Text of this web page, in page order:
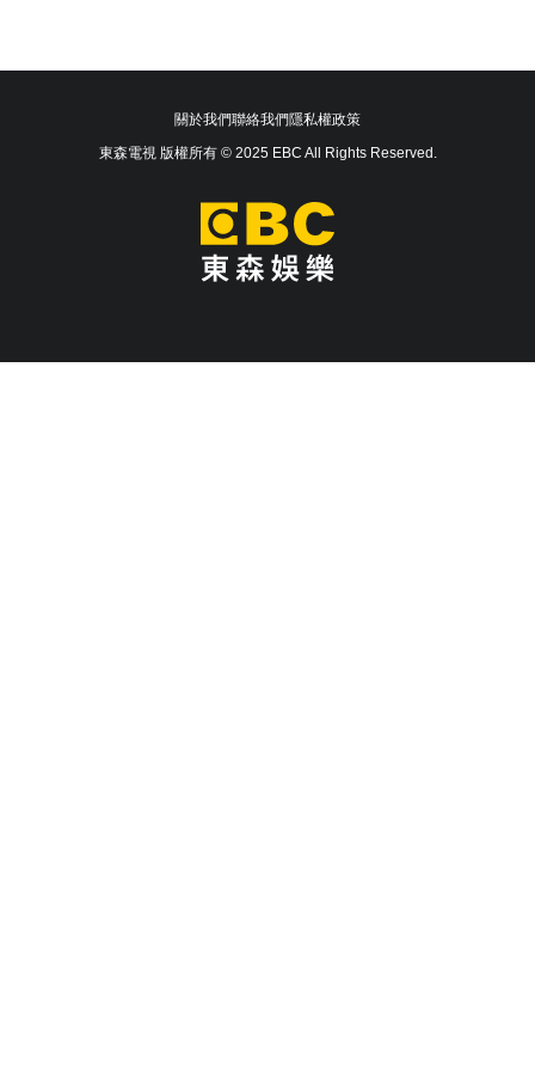
關於我們聯絡我們隱私權政策
東森電視 版權所有 © 2025 EBC All Rights Reserved.